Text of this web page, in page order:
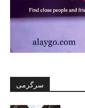
سرگرمی